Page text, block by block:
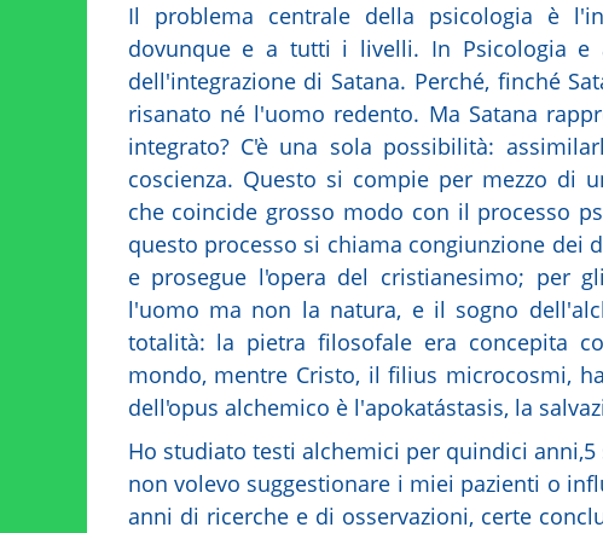
Il problema centrale della psicologia è
dovunque e a tutti i livelli. In Psicologia e
dell'integrazione di Satana. Perché, finché
risanato né l'uomo redento. Ma Satana
integrato? C'è una sola possibilità:
coscienza. Questo si compie per mezzo di
che coincide grosso modo con il processo
questo processo si chiama congiunzione dei
e prosegue l'opera del cristianesimo; per
l'uomo ma non la natura, e il sogno
totalità: la pietra filosofale era concepita
mondo, mentre Cristo, il filius microcosmi,
dell'opus alchemico è l'apokatástasis, la
Ho studiato testi alchemici per quindici
non volevo suggestionare i miei pazienti o
anni di ricerche e di osservazioni, certe